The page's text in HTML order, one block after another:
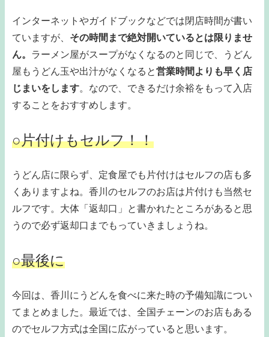
インターネットやガイドブックなどでは閉店時間が書い
ていますが、 その時間まで絶対開いているとは限りませ
ん。 ラーメン屋がスープがなくなるのと同じで、うどん
屋もうどん玉や出汁がなくなると営業時間よりも早く店
じまいをします。なので、できるだけ余裕をもって入店
することをおすすめします。
○片付けもセルフ！！
うどん店に限らず、定食屋でも片付けはセルフの店も多
くありますよね。香川のセルフのお店は片付けも当然セ
ルフです。大体「返却口」と書かれたところがあると思
うので必ず返却口までもっていきましょうね。
○最後に
今回は、香川にうどんを食べに来た時の予備知識につい
てまとめました。最近では、全国チェーンのお店もある
のでセルフ方式は全国に広がっていると思います。